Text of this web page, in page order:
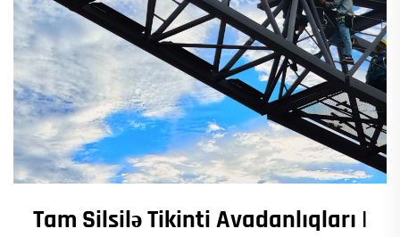
Tam Silsilə Tikinti Avadanlıqları |